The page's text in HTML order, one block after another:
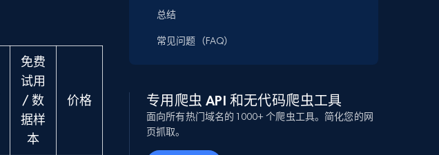
免费
试用
/ 数
据样
本
价格
总结
常见问题（FAQ）
专用爬虫 API 和无代码爬虫工具
面向所有热门域名的 1000+ 个爬虫工具。简化您的网
页抓取。